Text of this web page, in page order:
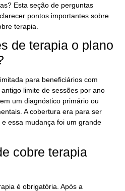
Esta seção de perguntas
pontos importantes sobre
terapia.
de terapia o plano
para beneficiários com
limite de sessões por ano
um diagnóstico primário ou
A cobertura era para ser
essa mudança foi um grande
cobre terapia
é obrigatória. Após a